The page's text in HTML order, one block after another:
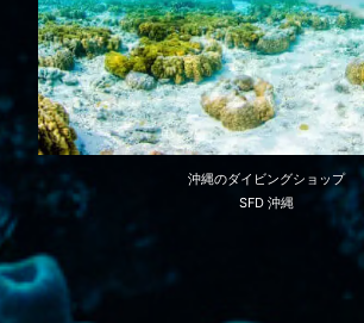
沖縄のダイビングショップ
SFD 沖縄